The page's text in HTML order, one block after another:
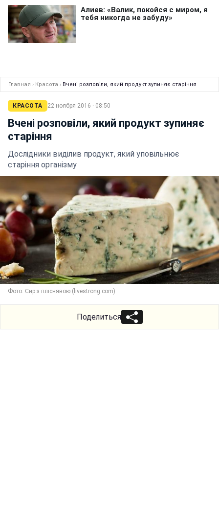
Главная › Красота › Вчені розповіли, який продукт зупиняє старіння
КРАСОТА 22 ноября 2016 · 08:50
Вчені розповіли, який продукт зупиняє
старіння
Дослідники виділив продукт, який уповільнює
старіння організму
Фото: Сир з пліснявою (livestrong.com)
Поделиться